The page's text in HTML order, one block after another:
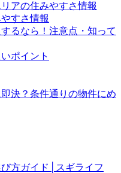
アの住みやすさ情報
すさ情報
るなら！注意点・知って
ポイント
決？条件通りの物件にめ